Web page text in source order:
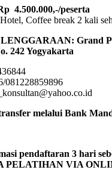
4.500.000,-/peserta
Coffee break 2 kali
Grand
242 Yogyakarta
081228859896
melalui Bank
pendaftaran 3 hari
PELATIHAN VIA